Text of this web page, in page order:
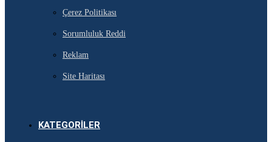
Çerez Politikası
Sorumluluk Reddi
Reklam
Site Haritası
KATEGORILER